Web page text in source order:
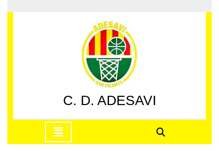
al
C. D. ADESAVI
apertura